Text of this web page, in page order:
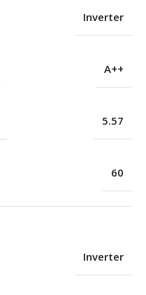
Inverter
A++
5.57
60
Inverter